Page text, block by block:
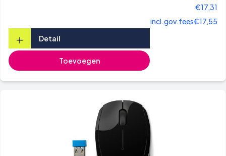
€17,31
incl.gov.fees€17,55
+ Detail
Toevoegen